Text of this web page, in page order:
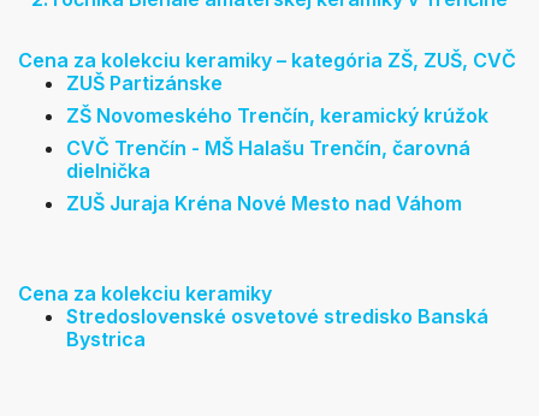
Cena za kolekciu keramiky – kategória ZŠ, ZUŠ, CVČ
ZUŠ Partizánske
ZŠ Novomeského Trenčín, keramický krúžok
CVČ Trenčín - MŠ Halašu Trenčín, čarovná
dielnička
ZUŠ Juraja Kréna Nové Mesto nad Váhom
Cena za kolekciu keramiky
Stredoslovenské osvetové stredisko Banská
Bystrica